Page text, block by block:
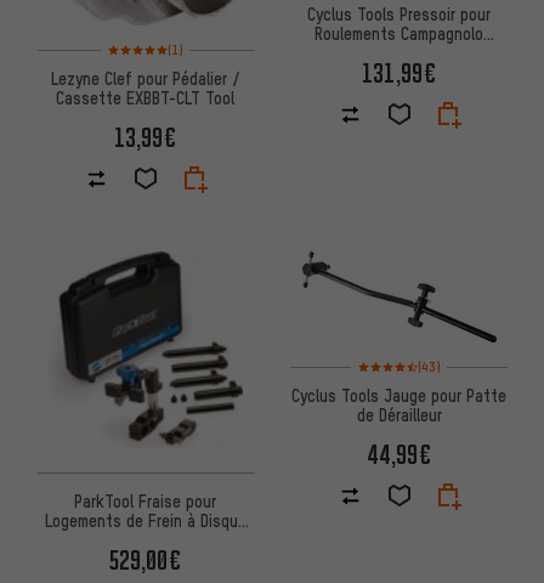
Note moyenne : 5 sur 5 d'après 1 avis
(1)
Lezyne Clef pour Pédalier /
Cassette EXBBT-CLT Tool
13,99€
Cyclus Tools Pressoir pour
Roulements Campagnolo
131,99€
ParkTool Fraise pour
Logements de Frein à Disque
529,00€
Note moyenne : 4,5 sur 5
(43)
Cyclus Tools Jauge pour Patte
de Dérailleur
44,99€